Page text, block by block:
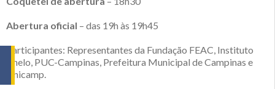
Abertura oficial – das 19h às 19h45
Participantes: Representantes da Fundação FEAC, Instituto
Anelo, PUC-Campinas, Prefeitura Municipal de Campinas e
Unicamp.